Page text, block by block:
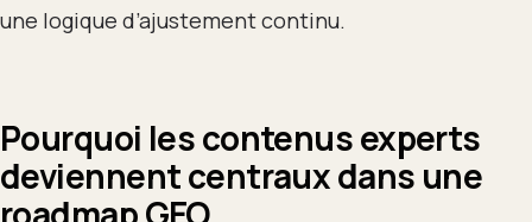
une logique d’ajustement continu.
Pourquoi les contenus experts
deviennent centraux dans une